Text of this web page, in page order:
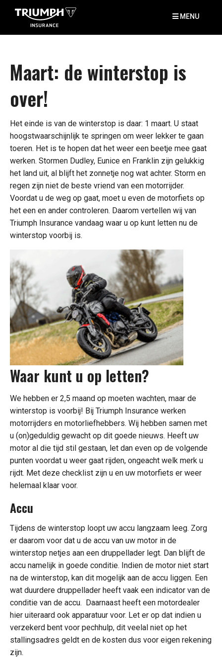
MENU
Maart: de winterstop is
over!
Het einde is van de winterstop is daar: 1 maart. U staat
hoogstwaarschijnlijk te springen om weer lekker te gaan
toeren. Het is te hopen dat het weer een beetje mee gaat
werken. Stormen Dudley, Eunice en Franklin zijn gelukkig
het land uit, al blijft het zonnetje nog wat achter. Storm en
regen zijn niet de beste vriend van een motorrijder.
Voordat u de weg op gaat, moet u even de motorfiets op
het een en ander controleren. Daarom vertellen wij van
Triumph Insurance vandaag waar u op kunt letten nu de
winterstop voorbij is.
Waar kunt u op letten?
We hebben er 2,5 maand op moeten wachten, maar de
winterstop is voorbij! Bij Triumph Insurance werken
motorrijders en motorliefhebbers. Wij hebben samen met
u (on)geduldig gewacht op dit goede nieuws. Heeft uw
motor al die tijd stil gestaan, let dan even op de volgende
punten voordat u weer gaat rijden, ongeacht welk merk u
rijdt. Met deze checklist zijn u en uw motorfiets er weer
helemaal klaar voor.
Accu
Tijdens de winterstop loopt uw accu langzaam leeg. Zorg
er daarom voor dat u de accu van uw motor in de
winterstop netjes aan een druppellader legt. Dan blijft de
accu namelijk in goede conditie. Indien de motor niet start
na de winterstop, kan dit mogelijk aan de accu liggen. Een
wat duurdere druppellader heeft vaak een indicator van de
conditie van de accu. Daarnaast heeft een motordealer
hier uiteraard ook apparatuur voor. Let er op dat indien u
verzekerd bent voor pechhulp, dit veelal niet op het
stallingsadres geldt en de kosten dus voor eigen rekening
zijn.